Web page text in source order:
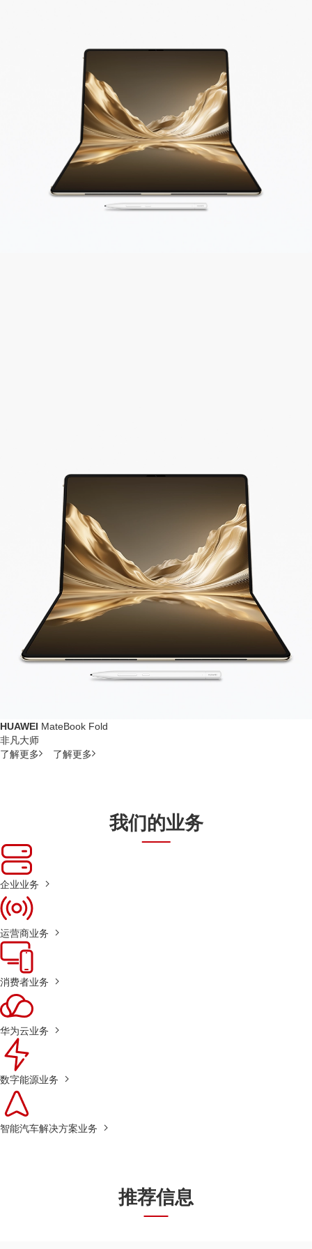
HUAWEI MateBook Fold
非凡大师
了解更多
了解更多
我们的业务
企业业务
运营商业务
消费者业务
华为云业务
数字能源业务
智能汽车解决方案业务
推荐信息